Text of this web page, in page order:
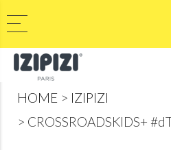
HOME
IZIPIZI
CROSSROADSKIDS+